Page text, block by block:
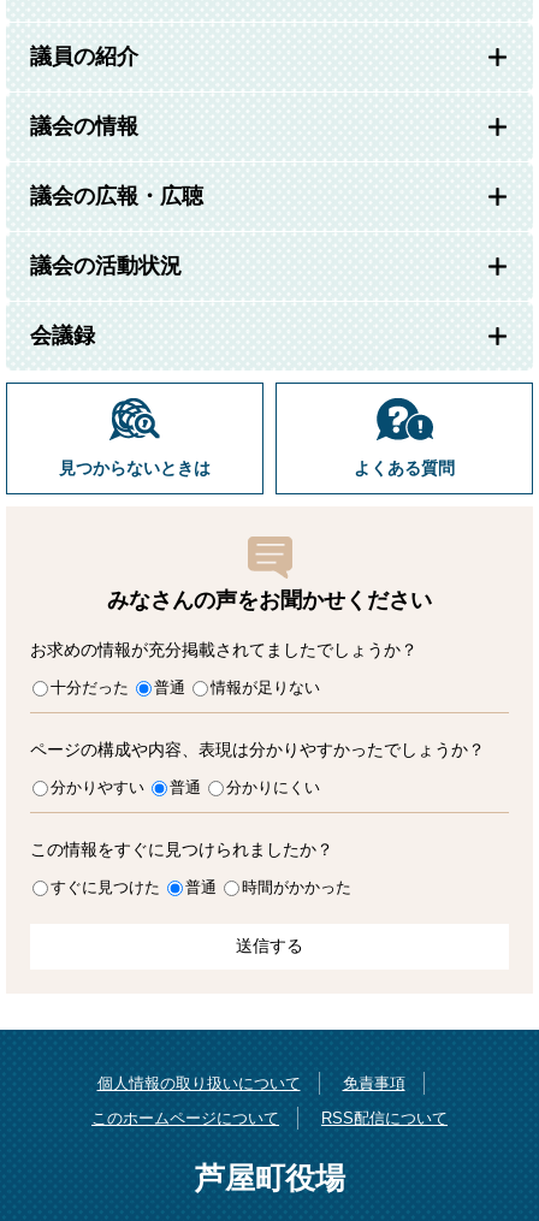
議員の紹介
議会の情報
議会の広報・広聴
議会の活動状況
会議録
見つからないときは よくある質問
みなさんの声をお聞かせ ください
お求めの情報が充分掲載されてましたでしょうか？
十分だった 普通 情報が足りない
ページの構成や内容、表現は分かりやすかったでしょうか？
分かりやすい 普通 分かりにくい
この情報をすぐに見つけられましたか？
すぐに見つけた 普通 時間がかかった
個人情報の取り扱いについて
免責事項
このホームページについて
RSS配信について
芦屋町役場